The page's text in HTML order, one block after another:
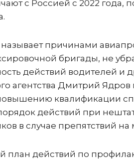
с Россией с 2022 года,
причинами
бригады, не
действий водителей и
агентства Дмитрий
квалификации
действий при
в случае препятствий на
план действий по